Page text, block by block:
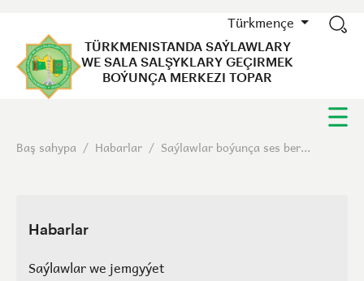
Türkmençe
TÜRKMENISTANDA SAÝLAWLARY
WE SALA SALŞYKLARY GEÇIRMEK
BOÝUNÇA MERKEZI TOPAR
Baş sahypa / Habarlar / Saýlawlar boýunça ses ber...
Habarlar
Saýlawlar we jemgyýet